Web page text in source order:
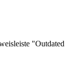
"Outdated